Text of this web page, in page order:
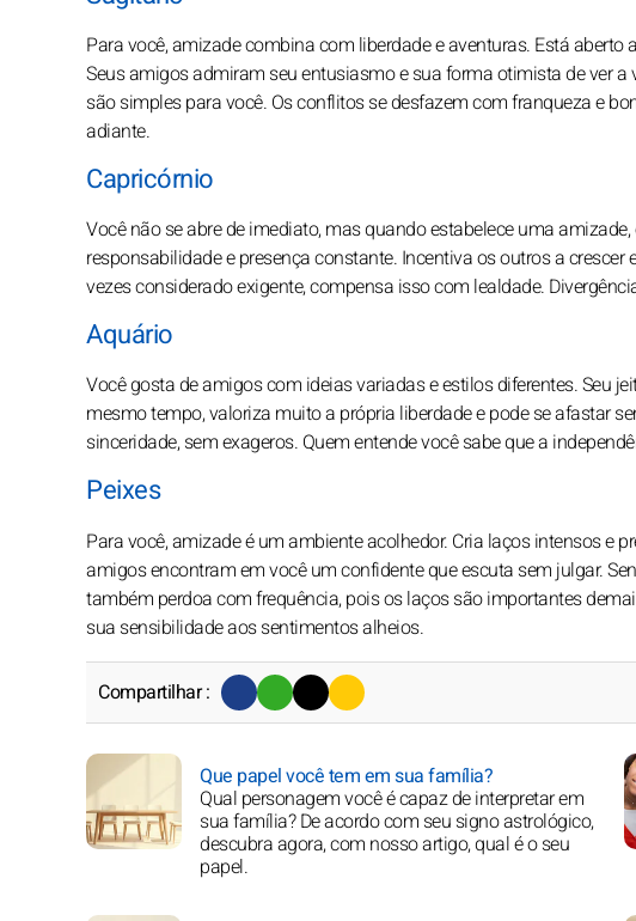
Para você, amizade combina com liberdade e aventuras. Está aberto
Seus amigos admiram seu entusiasmo e sua forma otimista de ver
são simples para você. Os conflitos se desfazem com franqueza e
adiante.
Capricórnio
Você não se abre de imediato, mas quando estabelece uma
responsabilidade e presença constante. Incentiva os outros a
vezes considerado exigente, compensa isso com lealdade.
Aquário
Você gosta de amigos com ideias variadas e estilos diferentes. Seu
mesmo tempo, valoriza muito a própria liberdade e pode se afastar
sinceridade, sem exageros. Quem entende você sabe que a
Peixes
Para você, amizade é um ambiente acolhedor. Cria laços intensos e
amigos encontram em você um confidente que escuta sem julgar.
também perdoa com frequência, pois os laços são importantes
sua sensibilidade aos sentimentos alheios.
Compartilhar :
Que papel você tem em sua família?
Qual personagem você é capaz de interpretar em
sua família? De acordo com seu signo astrológico,
descubra agora, com nosso artigo, qual é o seu
papel.